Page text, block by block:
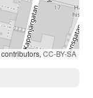
contributors,CC-BY-SA